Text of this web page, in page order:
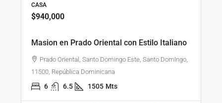
CASA
$940,000
Masion en Prado Oriental con Estilo Italiano
Prado Oriental, Santo Domingo Este, Santo Domingo,
11500, República Dominicana
6 6.5 1505 Mts